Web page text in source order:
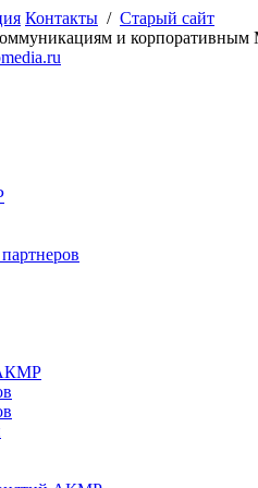
Контакты / Старый сайт
оммуникациям и корпоративным